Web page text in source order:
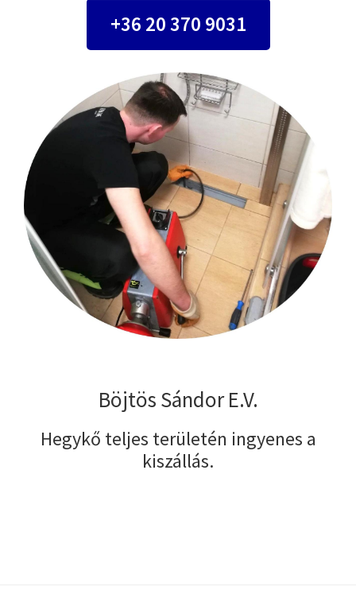
+36 20 370 9031
Böjtös Sándor E.V.
Hegykő teljes területén ingyenes a
kiszállás.